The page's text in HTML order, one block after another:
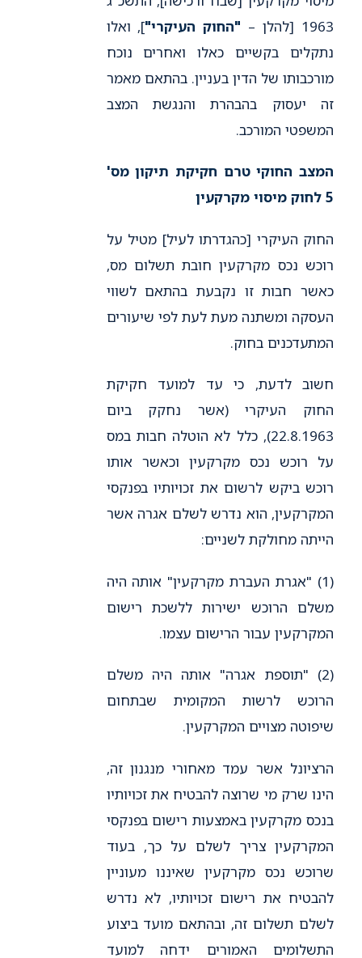
1963 [להלן –
"החוק העיקרי"], ואלו
נתקלים בקשיים כאלו ואחרים נוכח
מורכבותו של הדין בעניין. בהתאם מאמר
זה יעסוק בהבהרת והנגשת המצב
המשפטי המורכב.
המצב החוקי טרם חקיקת תיקון מס'
5 לחוק מיסוי מקרקעין
החוק העיקרי [כהגדרתו לעיל] מטיל על
רוכש נכס מקרקעין חובת תשלום מס,
כאשר חבות זו נקבעת בהתאם לשווי
העסקה ומשתנה מעת לעת לפי שיעורים
המתעדכנים בחוק.
חשוב לדעת, כי עד למועד חקיקת
החוק העיקרי (אשר נחקק ביום
22.8.1963), כלל לא הוטלה חבות במס
על רוכש נכס מקרקעין וכאשר אותו
רוכש ביקש לרשום את זכויותיו בפנקסי
המקרקעין, הוא נדרש לשלם אגרה אשר
הייתה מחולקת לשניים:
(1) "אגרת העברת מקרקעין" אותה היה
משלם הרוכש ישירות ללשכת רישום
המקרקעין עבור הרישום עצמו.
(2) "תוספת אגרה" אותה היה משלם
הרוכש לרשות המקומית שבתחום
שיפוטה מצויים המקרקעין.
הרציונל אשר עמד מאחורי מנגנון זה,
הינו שרק מי שרוצה להבטיח את זכויותיו
בנכס מקרקעין באמצעות רישום בפנקסי
המקרקעין צריך לשלם על כך, בעוד
שרוכש נכס מקרקעין שאיננו מעוניין
להבטיח את רישום זכויותיו, לא נדרש
לשלם תשלום זה, ובהתאם מועד ביצוע
התשלומים האמורים ידחה למועד